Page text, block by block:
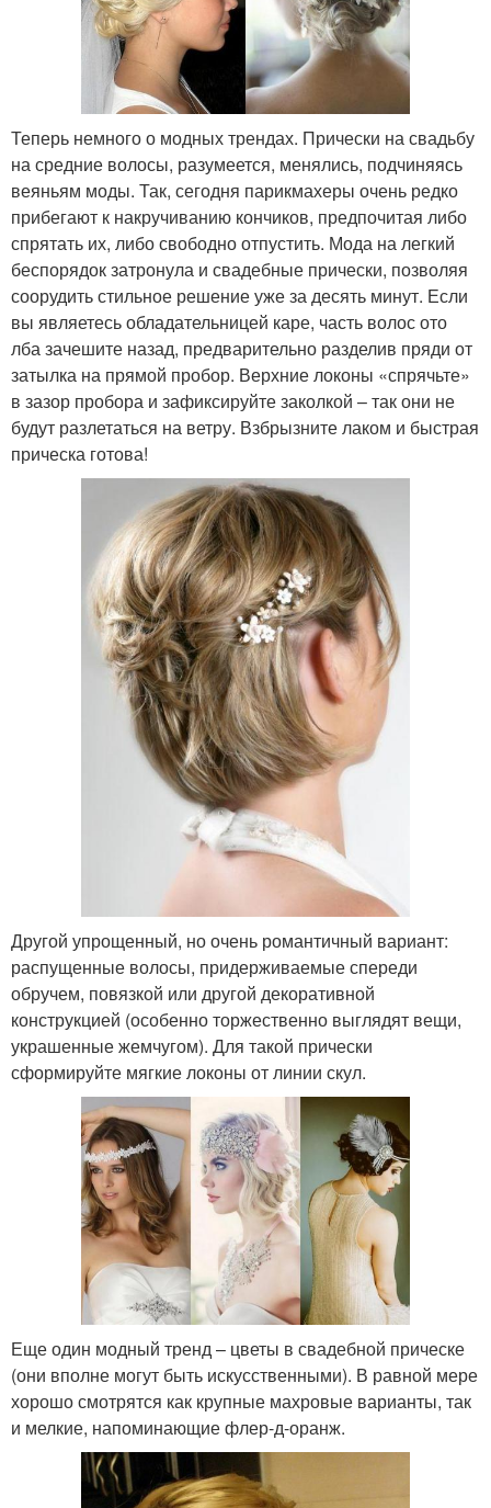
Теперь немного о модных трендах. Прически на свадьбу
на средние волосы, разумеется, менялись, подчиняясь
веяньям моды. Так, сегодня парикмахеры очень редко
прибегают к накручиванию кончиков, предпочитая либо
спрятать их, либо свободно отпустить. Мода на легкий
беспорядок затронула и свадебные прически, позволяя
соорудить стильное решение уже за десять минут. Если
вы являетесь обладательницей каре, часть волос ото
лба зачешите назад, предварительно разделив пряди от
затылка на прямой пробор. Верхние локоны «спрячьте»
в зазор пробора и зафиксируйте заколкой – так они не
будут разлетаться на ветру. Взбрызните лаком и быстрая
прическа готова!
Другой упрощенный, но очень романтичный вариант:
распущенные волосы, придерживаемые спереди
обручем, повязкой или другой декоративной
конструкцией (особенно торжественно выглядят вещи,
украшенные жемчугом). Для такой прически
сформируйте мягкие локоны от линии скул.
Еще один модный тренд – цветы в свадебной прическе
(они вполне могут быть искусственными). В равной мере
хорошо смотрятся как крупные махровые варианты, так
и мелкие, напоминающие флер-д-оранж.